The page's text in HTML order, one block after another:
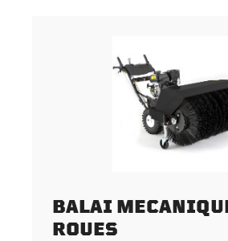
BALAI
ROUES